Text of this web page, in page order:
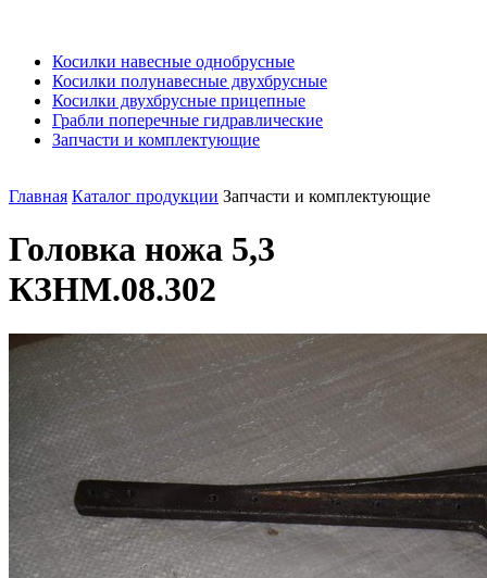
Косилки навесные однобрусные
Косилки полунавесные двухбрусные
Косилки двухбрусные прицепные
Грабли поперечные гидравлические
Запчасти и комплектующие
Главная Каталог продукции Запчасти и комплектующие
Головка ножа 5,3
КЗНМ.08.302